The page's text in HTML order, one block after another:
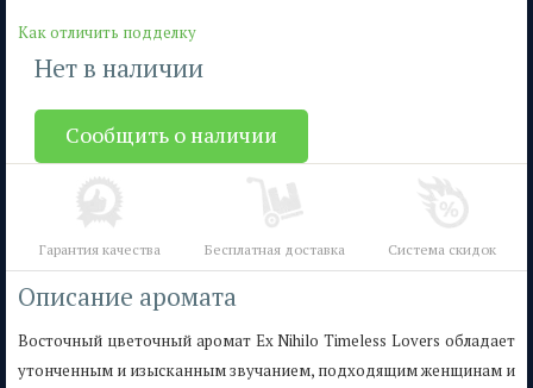
Как отличить подделку
Нет в наличии
Сообщить о наличии
Гарантия качества Бесплатная доставка Система скидок
Описание аромата
Восточный цветочный аромат Ex Nihilo Timeless Lovers обладает
утонченным и изысканным звучанием, подходящим женщинам и